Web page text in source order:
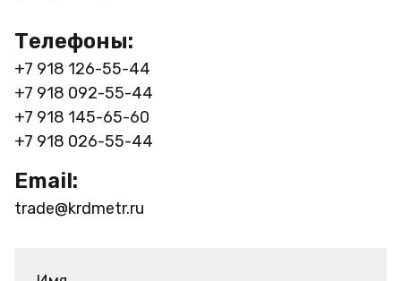
Телефоны:
+7 918 126-55-44
+7 918 092-55-44
+7 918 145-65-60
+7 918 026-55-44
Email:
trade@krdmetr.ru